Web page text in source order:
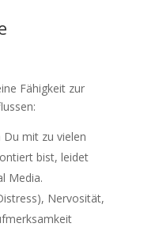
Fähigkeit zur
Du mit zu vielen
bist, leidet
Media.
Nervosität,